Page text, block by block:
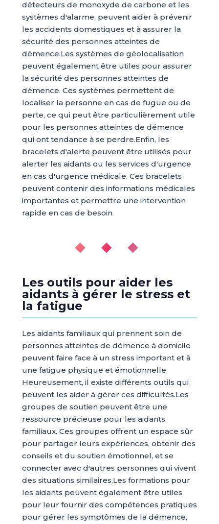
détecteurs de monoxyde de carbone et les
systèmes d'alarme, peuvent aider à prévenir
les accidents domestiques et à assurer la
sécurité des personnes atteintes de
démence.Les systèmes de géolocalisation
peuvent également être utiles pour assurer
la sécurité des personnes atteintes de
démence. Ces systèmes permettent de
localiser la personne en cas de fugue ou de
perte, ce qui peut être particulièrement utile
pour les personnes atteintes de démence
qui ont tendance à se perdre.Enfin, les
bracelets d'alerte peuvent être utilisés pour
alerter les aidants ou les services d'urgence
en cas d'urgence médicale. Ces bracelets
peuvent contenir des informations médicales
importantes et permettre une intervention
rapide en cas de besoin.
◆ ◆ ◆
Les outils pour aider les
aidants à gérer le stress et
la fatigue
Les aidants familiaux qui prennent soin de
personnes atteintes de démence à domicile
peuvent faire face à un stress important et à
une fatigue physique et émotionnelle.
Heureusement, il existe différents outils qui
peuvent les aider à gérer ces difficultés.Les
groupes de soutien peuvent être une
ressource précieuse pour les aidants
familiaux. Ces groupes offrent un espace sûr
pour partager leurs expériences, obtenir des
conseils et du soutien émotionnel, et se
connecter avec d'autres personnes qui vivent
des situations similaires.Les formations pour
les aidants peuvent également être utiles
pour leur fournir des compétences pratiques
pour gérer les symptômes de la démence,